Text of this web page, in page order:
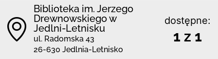
Biblioteka im. Jerzego
Drewnowskiego w
Jedlni-Letnisku
ul. Radomska 43
26-630 Jedlnia-Letnisko
dostępne:
1 z 1